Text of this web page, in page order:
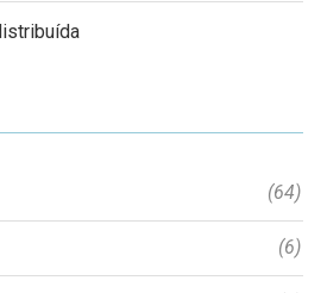
(64)
(6)